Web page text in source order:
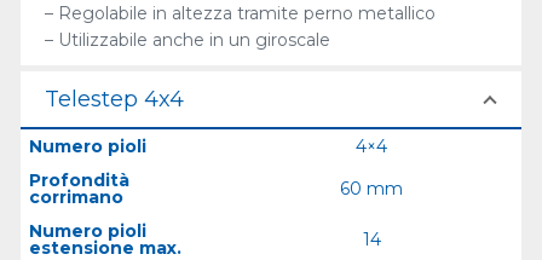
– Regolabile in altezza tramite perno metallico
– Utilizzabile anche in un giroscale
Telestep 4x4
Numero pioli
4×4
Profondità
corrimano
60 mm
Numero pioli
estensione max.
14